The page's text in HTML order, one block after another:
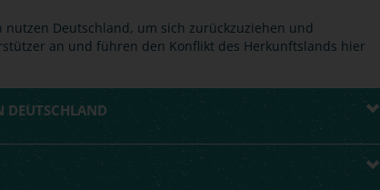
Deutschland, um sich zurückzuziehen und
an und führen den Konflikt des Herkunftslands hier
DEUTSCHLAND